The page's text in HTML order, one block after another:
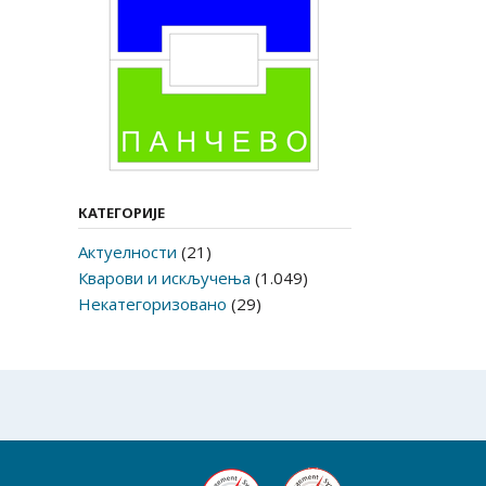
КАТЕГОРИЈЕ
Актуелности (21)
Кварови и искључења (1.049)
Некатегоризовано (29)